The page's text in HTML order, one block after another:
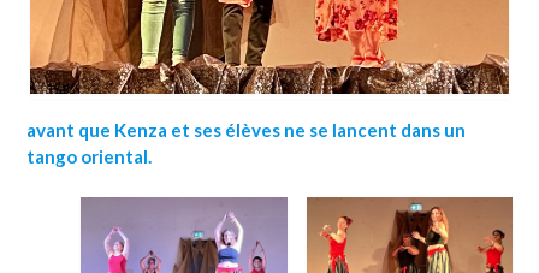
avant que Kenza et ses élèves ne se lancent dans un
tango oriental.